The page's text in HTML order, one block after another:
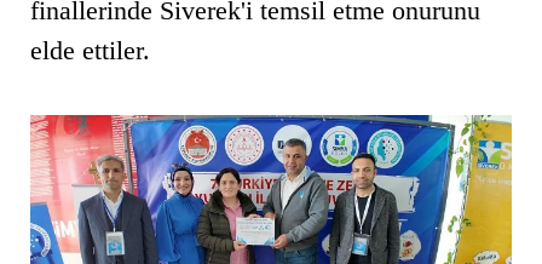
finallerinde Siverek'i temsil etme onurunu
elde ettiler.